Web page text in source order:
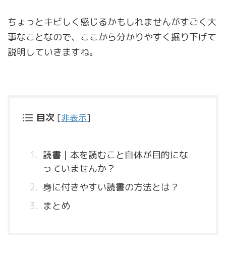
ちょっとキビしく感じるかもしれませんがすごく大
事なことなので、ここから分かりやすく掘り下げて
説明していきますね。
目次 [非表示]
読書｜本を読むこと自体が目的にな
っていませんか？
身に付きやすい読書の方法とは？
まとめ